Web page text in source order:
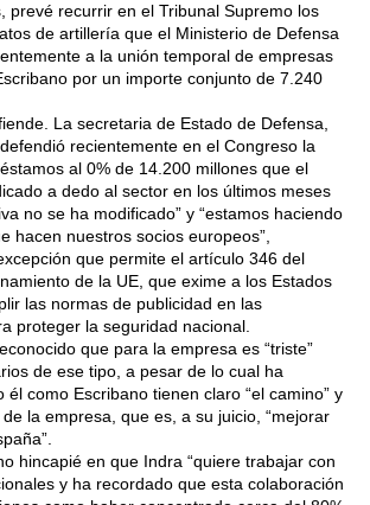
prevé recurrir en el Tribunal Supremo los
de artillería que el Ministerio de Defensa
a la unión temporal de empresas
por un importe conjunto de 7.240
La secretaria de Estado de Defensa,
recientemente en el Congreso la
al 0% de 14.200 millones que el
a dedo al sector en los últimos meses
no se ha modificado” y “estamos haciendo
hacen nuestros socios europeos”,
que permite el artículo 346 del
de la UE, que exime a los Estados
las normas de publicidad en las
proteger la seguridad nacional.
que para la empresa es “triste”
de ese tipo, a pesar de lo cual ha
él como Escribano tienen claro “el camino” y
la empresa, que es, a su juicio, “mejorar
hincapié en que Indra “quiere trabajar con
y ha recordado que esta colaboración